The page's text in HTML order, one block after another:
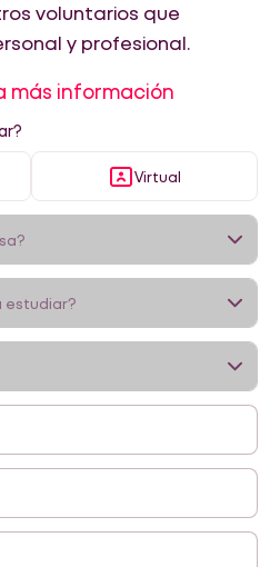
voluntarios que
y profesional.
más información
Virtual